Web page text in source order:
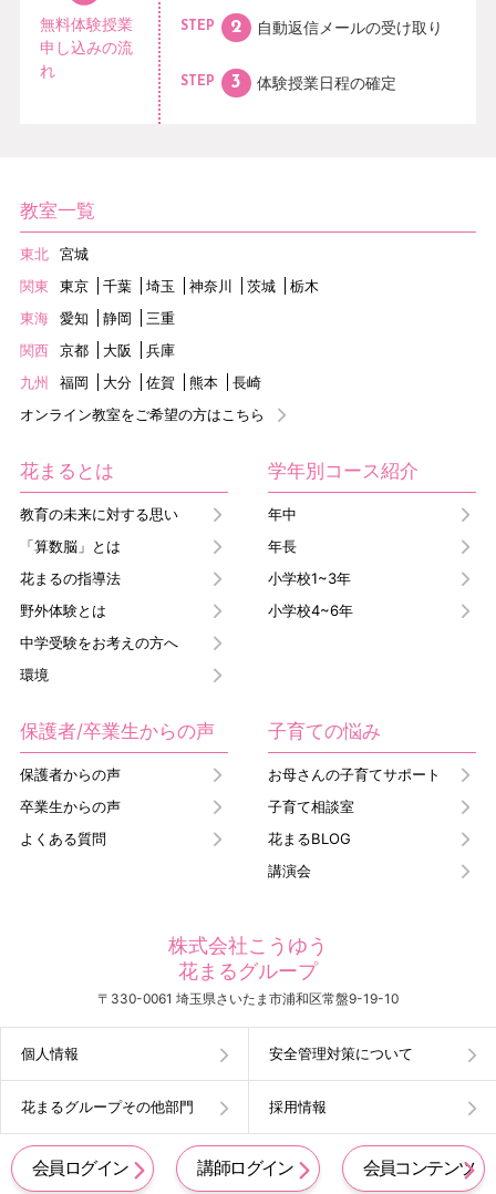
無料体験授業
申し込みの流
れ
STEP 自動返信メールの受け取り
STEP 体験授業日程の確定
教室一覧
東北
宮城
関東
東京 千葉 埼玉 神奈川 茨城
栃木
東海
愛知 静岡
三重
関西
京都 大阪
兵庫
九州
福岡 大分 佐賀 熊本
長崎
オンライン教室をご希望の方はこちら
花まるとは
教育の未来に対する思い
「算数脳」とは
花まるの指導法
野外体験とは
中学受験をお考えの方へ
環境
学年別コース紹介
年中
年長
小学校1~3年
小学校4~6年
保護者/卒業生からの声
保護者からの声
卒業生からの声
よくある質問
子育ての悩み
お母さんの子育てサポート
子育て相談室
花まるBLOG
講演会
株式会社こうゆう
花まるグループ
〒330-0061 埼玉県さいたま市浦和区常盤9-19-10
個人情報 安全管理対策について
花まるグループその他部門 採用情報
会員ログイン 講師ログイン 会員コンテンツ